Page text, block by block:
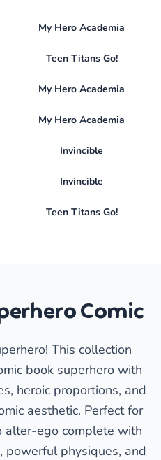
My Hero Academia
Teen Titans Go!
My Hero Academia
My Hero Academia
Invincible
Invincible
Teen Titans Go!
Comic
This collection
book superhero with
heroic proportions, and
aesthetic. Perfect for
alter-ego complete with
powerful physiques, and